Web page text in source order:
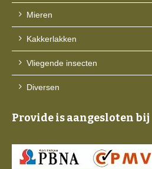
Mieren
Kakkerlakken
Vliegende insecten
Diversen
Provide is aangesloten bij